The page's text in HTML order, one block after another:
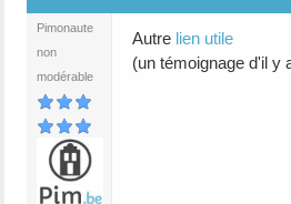
Pimonaute
non
modérable
Autre lien utile
(un témoignage d'il y